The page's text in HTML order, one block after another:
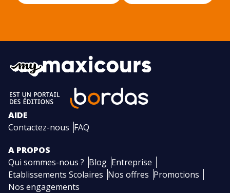
AIDE
Contactez-nous FAQ
A PROPOS
Qui sommes-nous ? Blog Entreprise
Etablissements Scolaires Nos offres Promotions
Nos engagements